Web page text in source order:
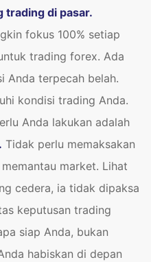
trading di pasar.
fokus 100% setiap
trading forex. Ada
Anda terpecah belah.
kondisi trading Anda.
Anda lakukan adalah
Tidak perlu memaksakan
market. Lihat
cedera, ia tidak dipaksa
keputusan trading
siap Anda, bukan
habiskan di depan